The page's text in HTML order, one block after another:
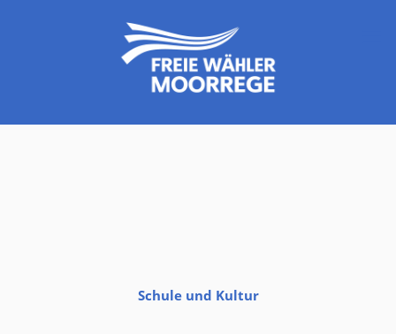
Schule und Kultur